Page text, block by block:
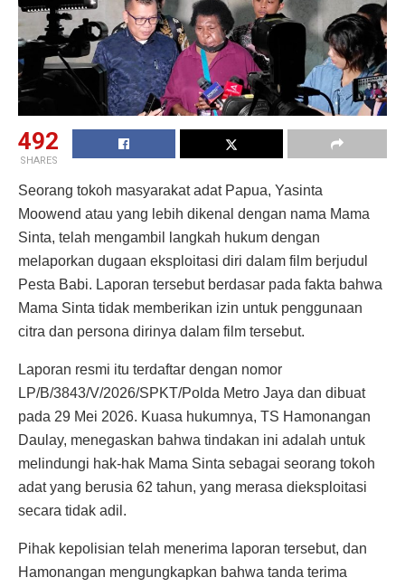
492
SHARES
Seorang tokoh masyarakat adat Papua, Yasinta
Moowend atau yang lebih dikenal dengan nama Mama
Sinta, telah mengambil langkah hukum dengan
melaporkan dugaan eksploitasi diri dalam film berjudul
Pesta Babi. Laporan tersebut berdasar pada fakta bahwa
Mama Sinta tidak memberikan izin untuk penggunaan
citra dan persona dirinya dalam film tersebut.
Laporan resmi itu terdaftar dengan nomor
LP/B/3843/V/2026/SPKT/Polda Metro Jaya dan dibuat
pada 29 Mei 2026. Kuasa hukumnya, TS Hamonangan
Daulay, menegaskan bahwa tindakan ini adalah untuk
melindungi hak-hak Mama Sinta sebagai seorang tokoh
adat yang berusia 62 tahun, yang merasa dieksploitasi
secara tidak adil.
Pihak kepolisian telah menerima laporan tersebut, dan
Hamonangan mengungkapkan bahwa tanda terima